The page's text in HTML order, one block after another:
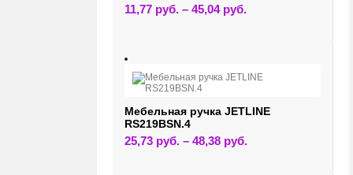
11,77 руб. –45,04 руб.
можно
странице
товара.
Мебельная ручка JETLINE
RS219BSN.4
25,73 руб. –48,38 руб.